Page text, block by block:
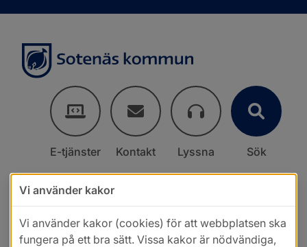
E-tjänster Kontakt Lyssna Sök
Vi använder kakor
Vi använder kakor (cookies) för att webbplatsen ska
fungera på ett bra sätt. Vissa kakor är nödvändiga,